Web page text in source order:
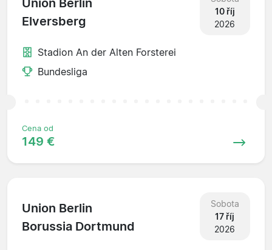
Union Berlin
Elversberg
10 říj
2026
Stadion An der Alten Forsterei
Bundesliga
Cena od
149 €
Union Berlin
Borussia Dortmund
Sobota
17 říj
2026